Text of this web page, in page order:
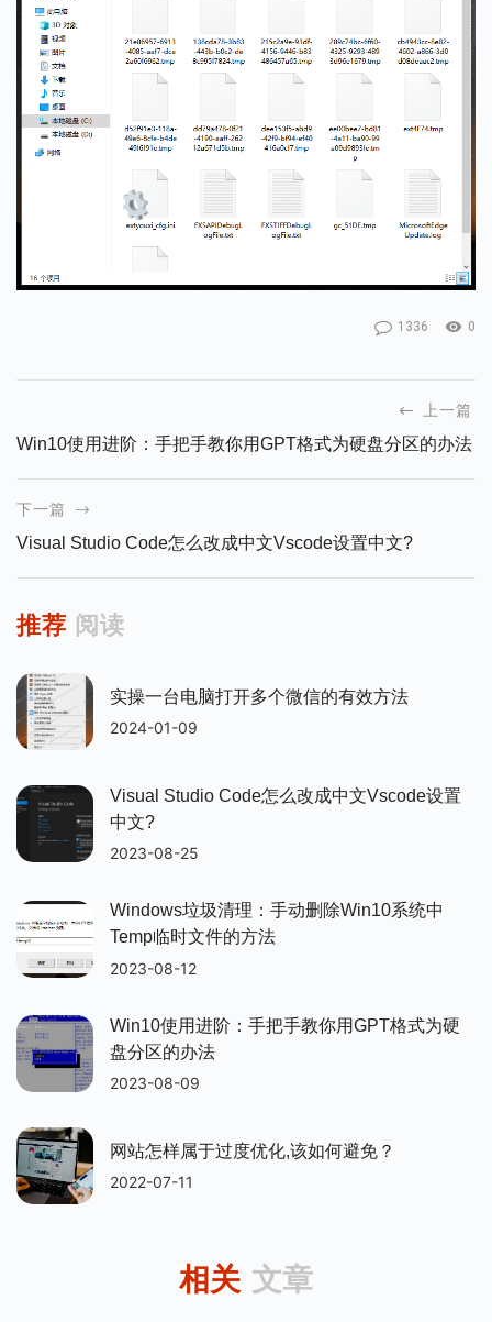
1336 0
上一篇
Win10使用进阶：手把手教你用GPT格式为硬盘分区的办法
下一篇
Visual Studio Code怎么改成中文vscode设置中文?
推荐 阅读
实操一台电脑打开多个微信的有效方法
2024-01-09
Visual Studio Code怎么改成中文vscode设置
中文?
2023-08-25
Windows垃圾清理：手动删除win10系统中
Temp临时文件的方法
2023-08-12
Win10使用进阶：手把手教你用GPT格式为硬
盘分区的办法
2023-08-09
网站怎样属于过度优化,该如何避免？
2022-07-11
相关 文章